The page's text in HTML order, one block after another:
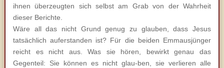
ihnen überzeugten sich selbst am Grab von der Wahrheit
dieser Berichte.
Wäre all das nicht Grund genug zu glauben, dass Jesus
tatsächlich auferstanden ist? Für die beiden Emmausjünger
reicht es nicht aus. Was sie hören, bewirkt genau das
Gegenteil: Sie können es nicht glau-ben, sie verlieren alle